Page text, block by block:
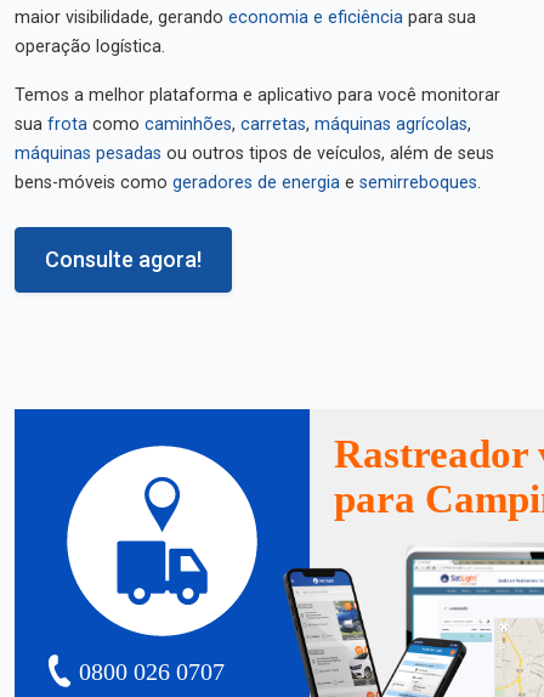
maior visibilidade, gerando economia e eficiência para sua
operação logística.
Temos a melhor plataforma e aplicativo para você monitorar
sua frota como caminhões, carretas, máquinas agrícolas,
máquinas pesadas ou outros tipos de veículos, além de seus
bens-móveis como geradores de energia e semirreboques.
Consulte agora!
0800 026 0707
Rastreador
para